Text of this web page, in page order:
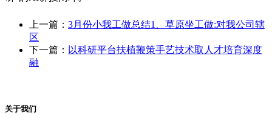
上一篇： 3月份小我工做总结1、草原坐工做:对我公司辖
区
下一篇： 以科研平台扶植鞭策手艺技术取人才培育深度
融
关于我们